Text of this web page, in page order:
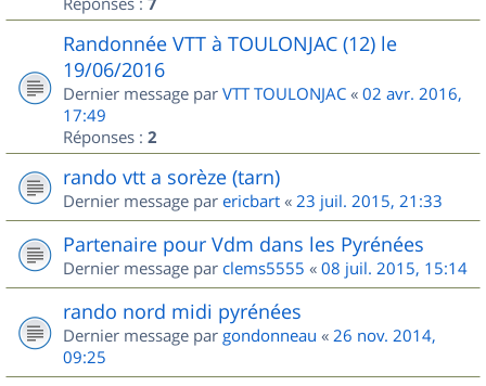
Randonnée VTT à TOULONJAC (12) le
19/06/2016
Dernier message par VTT TOULONJAC « 02 avr. 2016,
17:49
Réponses : 2
rando vtt a sorèze (tarn)
Dernier message par ericbart « 23 juil. 2015, 21:33
Partenaire pour Vdm dans les Pyrénées
Dernier message par clems5555 « 08 juil. 2015, 15:14
rando nord midi pyrénées
Dernier message par gondonneau « 26 nov. 2014,
09:25